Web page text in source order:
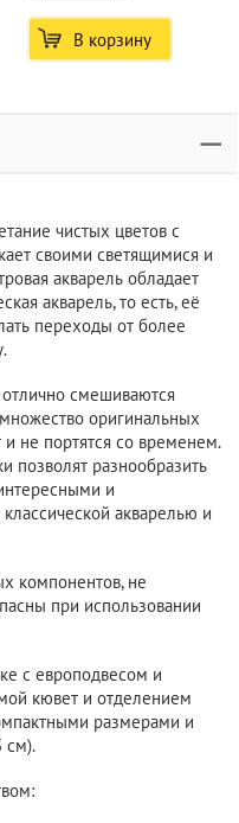
В корзину
чистых цветов с
своими светящимися и
акварель обладает
акварель, то есть, её
переходы от более
смешиваются
оригинальных
не портятся со временем.
позволят разнообразить
и
акварелью и
компонентов, не
при использовании
с европодвесом и
кювет и отделением
размерами и
см).